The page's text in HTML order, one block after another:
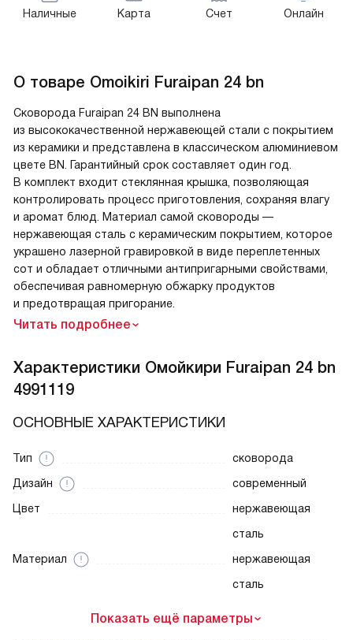
Наличные Карта Счет Онлайн
О товаре Omoikiri Furaipan 24 bn
Сковорода Furaipan 24 BN выполнена
из высококачественной нержавеющей стали с покрытием
из керамики и представлена в классическом алюминиевом
цвете BN. Гарантийный срок составляет один год.
В комплект входит стеклянная крышка, позволяющая
контролировать процесс приготовления, сохраняя влагу
и аромат блюд. Материал самой сковороды —
нержавеющая сталь с керамическим покрытием, которое
украшено лазерной гравировкой в виде переплетенных
сот и обладает отличными антипригарными свойствами,
обеспечивая равномерную обжарку продуктов
и предотвращая пригорание.
Читать подробнее
Характеристики Омойкири Furaipan 24 bn
4991119
ОСНОВНЫЕ ХАРАКТЕРИСТИКИ
Тип
сковорода
Дизайн
современный
Цвет
нержавеющая
сталь
Материал
нержавеющая
сталь
Показать ещё параметры